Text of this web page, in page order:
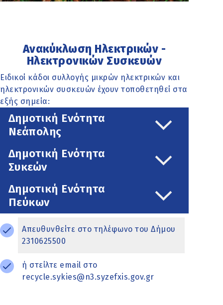
Ανακύκλωση Ηλεκτρικών -
Ηλεκτρονικών Συσκευών
Ειδικοί κάδοι συλλογής μικρών ηλεκτρικών και
ηλεκτρονικών συσκευών έχουν τοποθετηθεί στα
εξής σημεία:
Δημοτική Ενότητα
Νεάπολης
Δημοτική Ενότητα
Συκεών
Δημοτική Ενότητα
Πεύκων
Απευθυνθείτε στo τηλέφωνo του Δήμου
2310625500
ή στείλτε email στο
recycle.sykies@n3.syzefxis.gov.gr